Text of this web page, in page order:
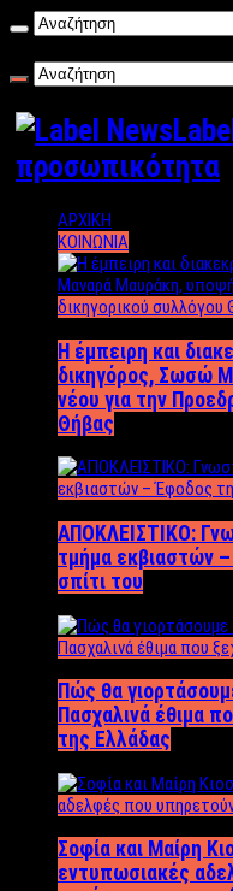
προσωπικότητα
ΑΡΧΙΚΗ
ΚΟΙΝΩΝΙΑ
Η έμπειρη και
δικηγόρος, Σωσώ
νέου για την
Θήβας
ΑΠΟΚΛΕΙΣΤΙΚΟ:
τμήμα εκβιαστών
σπίτι του
Πώς θα
Πασχαλινά έθιμα
της Ελλάδας
Σοφία και Μαίρη
εντυπωσιακές